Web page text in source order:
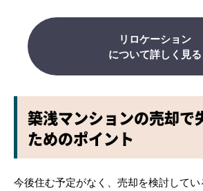
リロケーション
について詳しく見る
築浅マンションの売却で
ためのポイント
今後住む予定がなく、売却を検討して